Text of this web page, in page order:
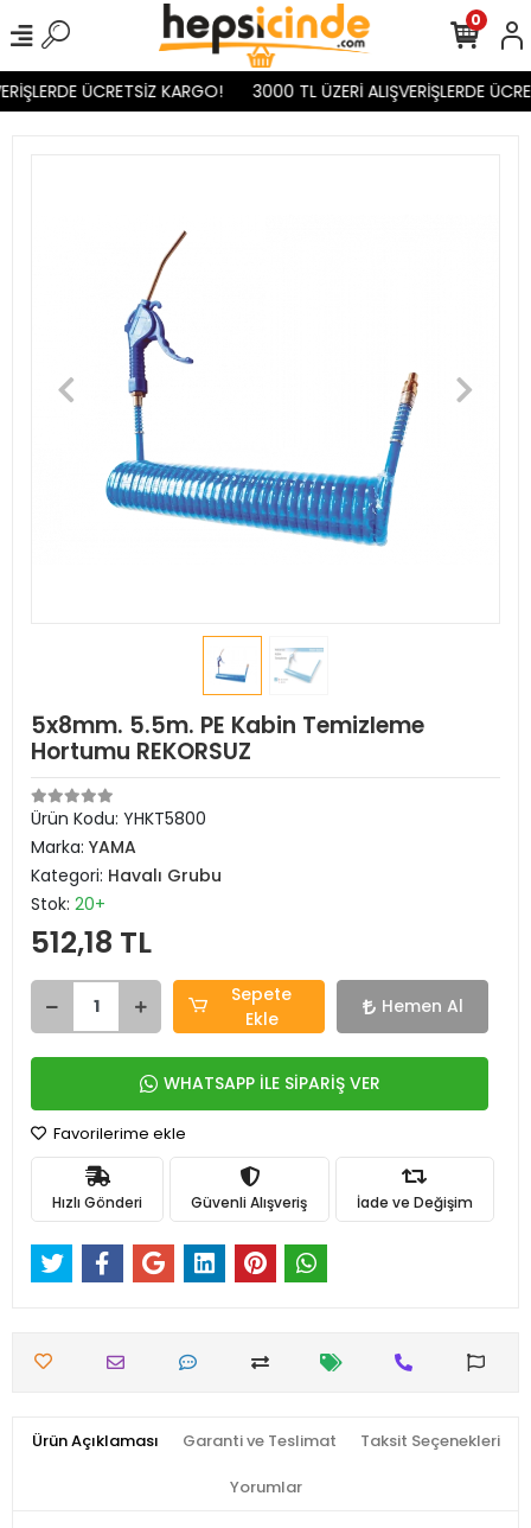
ÜCRETSİZ KARGO! 3000 TL ÜZERİ ALIŞVERİŞLERDE
0
5x8mm. 5.5m. PE Kabin Temizleme
Hortumu REKORSUZ
Ürün Kodu: YHKT5800
Marka: YAMA
Kategori: Havalı Grubu
Stok: 20+
512,18 TL
Sepete
Ekle
Hemen Al
WHATSAPP İLE SİPARİŞ VER
Favorilerime ekle
Hızlı Gönderi Güvenli Alışveriş İade ve Değişim
Ürün Açıklaması Garanti ve Teslimat Taksit Seçenekleri
Yorumlar